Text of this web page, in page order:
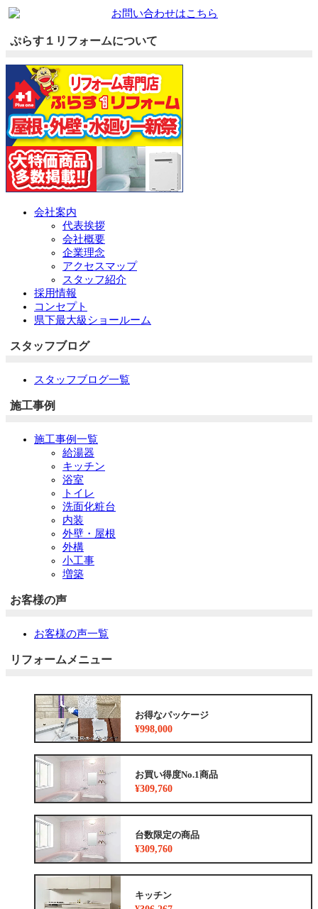
ぷらす１リフォームについて
会社案内
代表挨拶
会社概要
企業理念
アクセスマップ
スタッフ紹介
採用情報
コンセプト
県下最大級ショールーム
スタッフブログ
スタッフブログ一覧
施工事例
施工事例一覧
給湯器
キッチン
浴室
トイレ
洗面化粧台
内装
外壁・屋根
外構
小工事
増築
お客様の声
お客様の声一覧
リフォームメニュー
お得なパッケージ
¥998,000
お買い得度No.1商品
¥309,760
台数限定の商品
¥309,760
キッチン